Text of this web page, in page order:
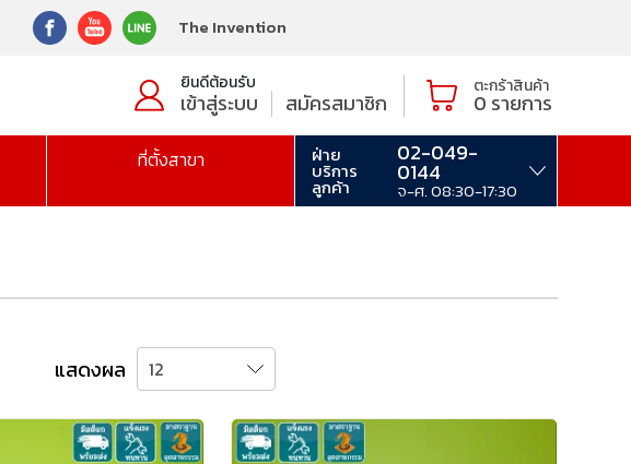
The Invention
ยินดีต้อนรับ
เข้าสู่ระบบ สมัครสมาชิก
ตะกร้าสินค้า
0 รายการ
ที่ตั้งสาขา ฝ่าย
บริการ
ลูกค้า
02-049-
0144
จ-ศ. 08:30-17:30
แสดงผล